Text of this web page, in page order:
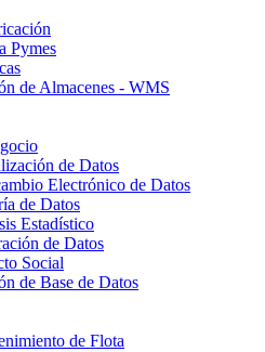
Pymes
de Almacenes - WMS
de Datos
Electrónico de Datos
de Datos
Estadístico
de Datos
Social
de Base de Datos
de Flota